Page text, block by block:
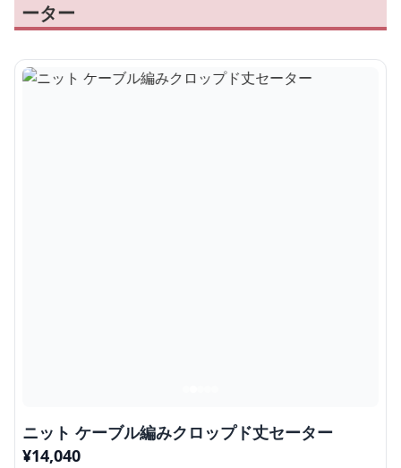
ーター
ニット ケーブル編みクロップド丈セーター
¥14,040